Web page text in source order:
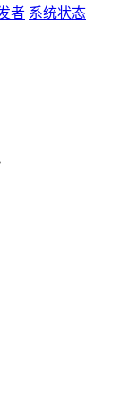
者 系统状态